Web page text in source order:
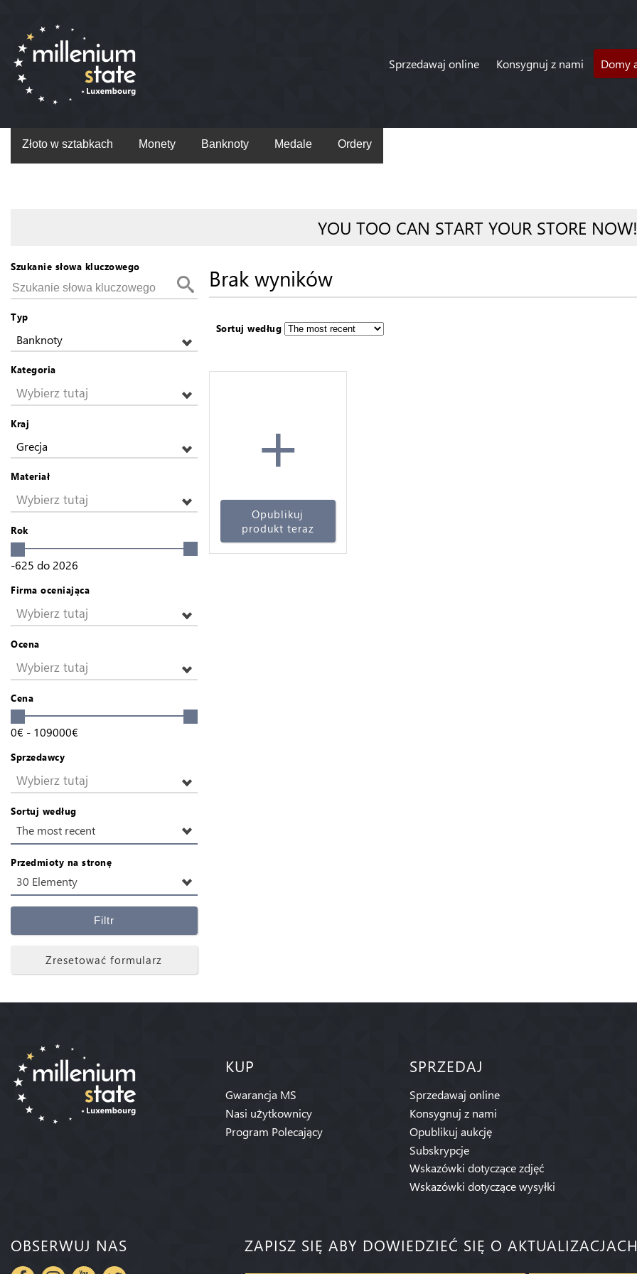
Sprzedawaj online Konsygnuj z nami Domy
Złoto w sztabkach Monety Banknoty Medale Ordery
YOU TOO CAN START YOUR STORE NOW!
Szukanie słowa kluczowego
Typ
Banknoty
Kategoria
Wybierz tutaj
Kraj
Grecja
Materiał
Wybierz tutaj
Rok
-625 do 2026
Firma oceniająca
Wybierz tutaj
Ocena
Wybierz tutaj
Cena
0€ - 109000€
Sprzedawcy
Wybierz tutaj
Sortuj według
The most recent
Przedmioty na stronę
30 Elementy
Filtr
Zresetować formularz
Brak wyników
Sortuj według
+
Opublikuj
produkt teraz
KUP
Gwarancja MS
Nasi użytkownicy
Program Polecający
SPRZEDAJ
Sprzedawaj online
Konsygnuj z nami
Opublikuj aukcję
Subskrypcje
Wskazówki dotyczące zdjęć
Wskazówki dotyczące wysyłki
OBSERWUJ NAS ZAPISZ SIĘ ABY DOWIEDZIEĆ SIĘ O